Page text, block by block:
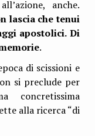
anche.
lascia che tenui
apostolici. Di
.
di scissioni e
si preclude per
concretissima
alla ricerca “di